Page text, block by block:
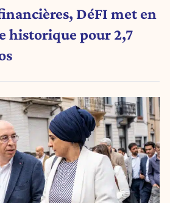
DéFI met en
pour 2,7